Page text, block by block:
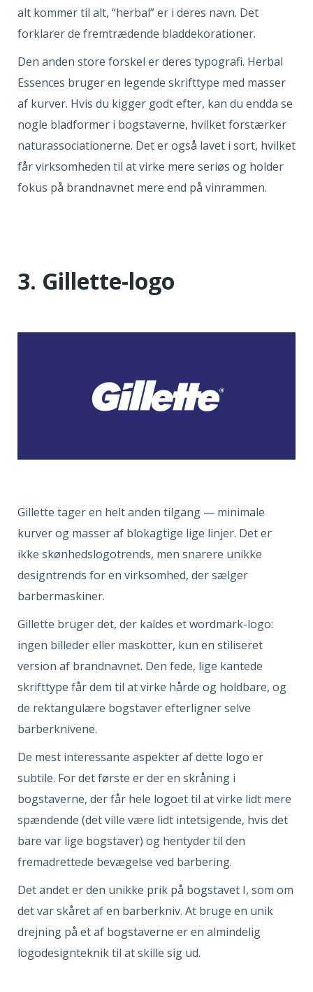
alt kommer til alt, “herbal” er i deres navn. Det
forklarer de fremtrædende bladdekorationer.
Den anden store forskel er deres typografi. Herbal
Essences bruger en legende skrifttype med masser
af kurver. Hvis du kigger godt efter, kan du endda se
nogle bladformer i bogstaverne, hvilket forstærker
naturassociationerne. Det er også lavet i sort, hvilket
får virksomheden til at virke mere seriøs og holder
fokus på brandnavnet mere end på vinrammen.
3. Gillette-logo
Gillette tager en helt anden tilgang — minimale
kurver og masser af blokagtige lige linjer. Det er
ikke skønhedslogotrends, men snarere unikke
designtrends for en virksomhed, der sælger
barbermaskiner.
Gillette bruger det, der kaldes et wordmark-logo:
ingen billeder eller maskotter, kun en stiliseret
version af brandnavnet. Den fede, lige kantede
skrifttype får dem til at virke hårde og holdbare, og
de rektangulære bogstaver efterligner selve
barberknivene.
De mest interessante aspekter af dette logo er
subtile. For det første er der en skråning i
bogstaverne, der får hele logoet til at virke lidt mere
spændende (det ville være lidt intetsigende, hvis det
bare var lige bogstaver) og hentyder til den
fremadrettede bevægelse ved barbering.
Det andet er den unikke prik på bogstavet I, som om
det var skåret af en barberkniv. At bruge en unik
drejning på et af bogstaverne er en almindelig
logodesignteknik til at skille sig ud.